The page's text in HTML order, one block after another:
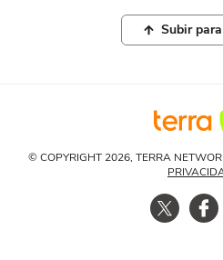
Subir
© COPYRIGHT 2026, TERRA